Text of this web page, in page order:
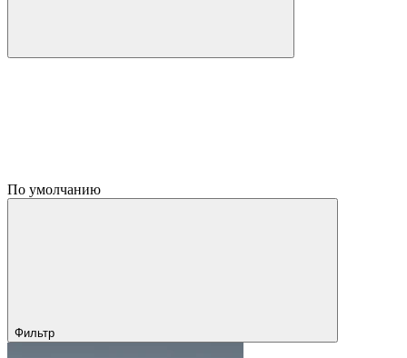
По умолчанию
Фильтр